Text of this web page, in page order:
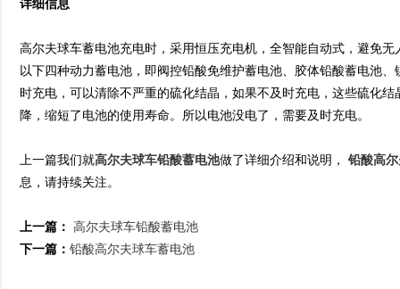
详细信息
高尔夫球车蓄电池充电时，采用恒压充电机，全智能自动式，避免
以下四种动力蓄电池，即阀控铅酸免维护蓄电池、胶体铅酸蓄电池
时充电，可以清除不严重的硫化结晶，如果不及时充电，这些硫化
降，缩短了电池的使用寿命。所以电池没电了，需要及时充电。
上一篇我们就高尔夫球车铅酸蓄电池做了详细介绍和说明， 铅酸高
息，请持续关注。
上一篇：
高尔夫球车铅酸蓄电池
下一篇： 铅酸高尔夫球车蓄电池